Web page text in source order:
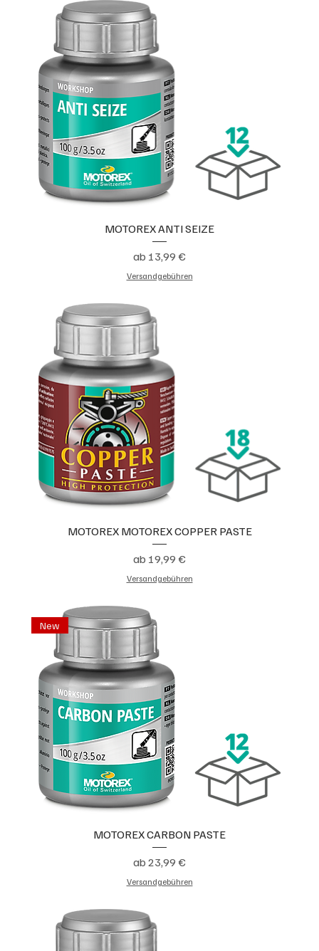
MOTOREX ANTI SEIZE
ab 13,99 €
Sale-Preis
Versandgebühren
MOTOREX MOTOREX COPPER PASTE
ab 19,99 €
Sale-Preis
Versandgebühren
New
MOTOREX CARBON PASTE
ab 23,99 €
Sale-Preis
Versandgebühren